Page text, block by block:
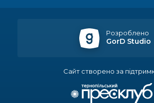
Літо, враження, творчість
Кабмін запровадив
соцпослуг для ВПО: кошти
спецрахунки
Розроблено
GorD Studio
Сайт створено за